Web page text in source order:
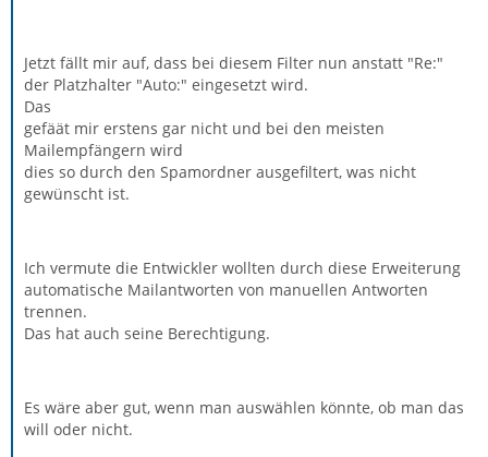
Jetzt fällt mir auf, dass bei diesem Filter nun anstatt "Re:"
der Platzhalter "Auto:" eingesetzt wird.
Das
gefäät mir erstens gar nicht und bei den meisten
Mailempfängern wird
dies so durch den Spamordner ausgefiltert, was nicht
gewünscht ist.
Ich vermute die Entwickler wollten durch diese Erweiterung
automatische Mailantworten von manuellen Antworten
trennen.
Das hat auch seine Berechtigung.
Es wäre aber gut, wenn man auswählen könnte, ob man das
will oder nicht.